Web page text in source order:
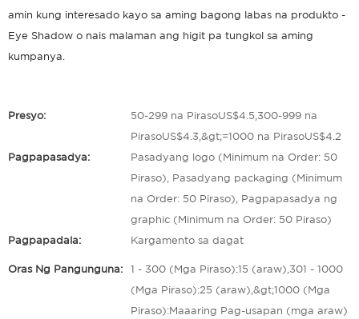
amin kung interesado kayo sa aming bagong labas na produkto -
Eye Shadow o nais malaman ang higit pa tungkol sa aming
kumpanya.
Presyo: 50-299 na PirasoUS$4.5,300-999 na
PirasoUS$4.3,&gt;=1000 na PirasoUS$4.2
Pagpapasadya: Pasadyang logo (Minimum na Order: 50
Piraso), Pasadyang packaging (Minimum
na Order: 50 Piraso), Pagpapasadya ng
graphic (Minimum na Order: 50 Piraso)
Pagpapadala: Kargamento sa dagat
Oras Ng Pangunguna: 1 - 300 (Mga Piraso):15 (araw),301 - 1000
(Mga Piraso):25 (araw),&gt;1000 (Mga
Piraso):Maaaring Pag-usapan (mga araw)